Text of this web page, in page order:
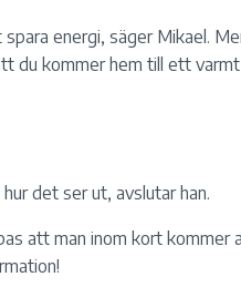
energi, säger Mikael.
du kommer hem till ett varmt
det ser ut, avslutar han.
att man inom kort kommer